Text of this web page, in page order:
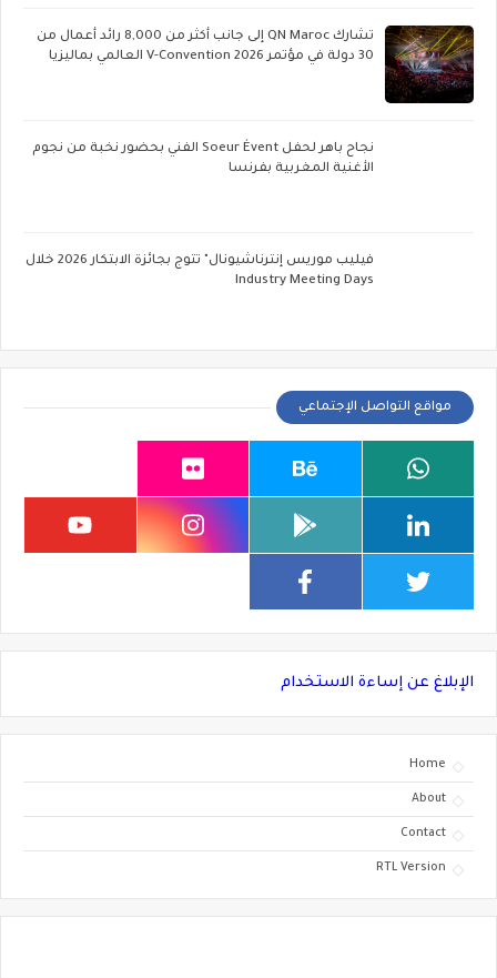
تشارك QN Maroc إلى جانب أكثر من 8,000 رائد أعمال من
30 دولة في مؤتمر V-Convention 2026 العالمي بماليزيا
نجاح باهر لحفل Soeur Évent الفني بحضور نخبة من نجوم
الأغنية المغربية بفرنسا
فيليب موريس إنترناشيونال" تتوج بجائزة الابتكار 2026 خلال
Industry Meeting Days
مواقع التواصل الإجتماعي
الإبلاغ عن إساءة الاستخدام
Home
About
Contact
RTL Version